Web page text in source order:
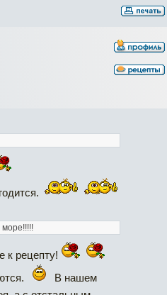
море!!!!!
к рецепту!
В нашем